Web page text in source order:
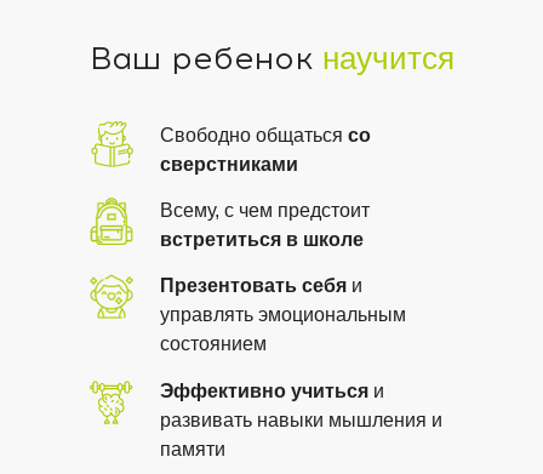
Ваш ребенок научится
Свободно общаться со
сверстниками
Эффективно учиться и
развивать навыки мышления и
памяти
Всему, с чем предстоит
встретиться в школе
Презентовать себя и
управлять эмоциональным
состоянием